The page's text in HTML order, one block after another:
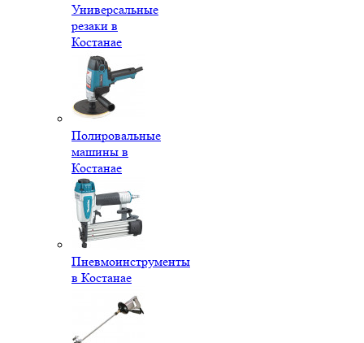
Универсальные
резаки в
Костанае
Полировальные
машины в
Костанае
Пневмоинструменты
в Костанае